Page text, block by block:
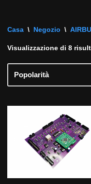
Casa \ Negozio \
Visualizzazione di 8